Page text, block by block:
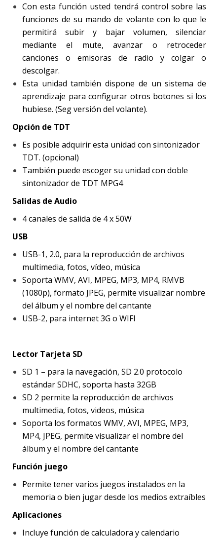
Con esta función usted tendrá control sobre las
funciones de su mando de volante con lo que le
permitirá subir y bajar volumen, silenciar
mediante el mute, avanzar o retroceder
canciones o emisoras de radio y colgar o
descolgar.
Esta unidad también dispone de un sistema de
aprendizaje para configurar otros botones si los
hubiese. (Seg versión del volante).
Opción de TDT
Es posible adquirir esta unidad con sintonizador
TDT. (opcional)
También puede escoger su unidad con doble
sintonizador de TDT MPG4
Salidas de Audio
4 canales de salida de 4 x 50W
USB
USB-1, 2.0, para la reproducción de archivos
multimedia, fotos, vídeo, música
Soporta WMV, AVI, MPEG, MP3, MP4, RMVB
(1080p), formato JPEG, permite visualizar nombre
del álbum y el nombre del cantante
USB-2, para internet 3G o WIFI
Lector Tarjeta SD
SD 1 – para la navegación, SD 2.0 protocolo
estándar SDHC, soporta hasta 32GB
SD 2 permite la reproducción de archivos
multimedia, fotos, videos, música
Soporta los formatos WMV, AVI, MPEG, MP3,
MP4, JPEG, permite visualizar el nombre del
álbum y el nombre del cantante
Función juego
Permite tener varios juegos instalados en la
memoria o bien jugar desde los medios extraíbles
Aplicaciones
Incluye función de calculadora y calendario